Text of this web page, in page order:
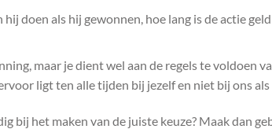
doen als hij gewonnen, hoe lang is de actie
maar je dient wel aan de regels te voldoen
ligt ten alle tijden bij jezelf en niet bij ons
het maken van de juiste keuze? Maak dan